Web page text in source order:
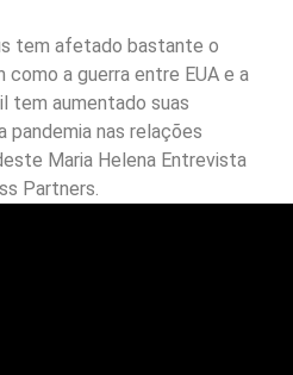
tem afetado bastante o
a guerra entre EUA e a
tem aumentado suas
pandemia nas relações
Maria Helena Entrevista
Partners.